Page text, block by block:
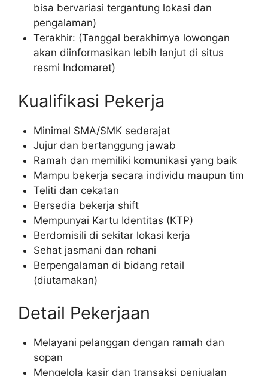
bisa bervariasi tergantung lokasi dan
pengalaman)
Terakhir: (Tanggal berakhirnya lowongan
akan diinformasikan lebih lanjut di situs
resmi Indomaret)
Kualifikasi Pekerja
Minimal SMA/SMK sederajat
Jujur dan bertanggung jawab
Ramah dan memiliki komunikasi yang baik
Mampu bekerja secara individu maupun tim
Teliti dan cekatan
Bersedia bekerja shift
Mempunyai Kartu Identitas (KTP)
Berdomisili di sekitar lokasi kerja
Sehat jasmani dan rohani
Berpengalaman di bidang retail
(diutamakan)
Detail Pekerjaan
Melayani pelanggan dengan ramah dan
sopan
Mengelola kasir dan transaksi penjualan